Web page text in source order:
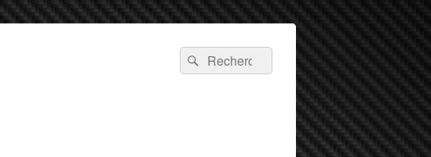
Recherche :
Rechercher